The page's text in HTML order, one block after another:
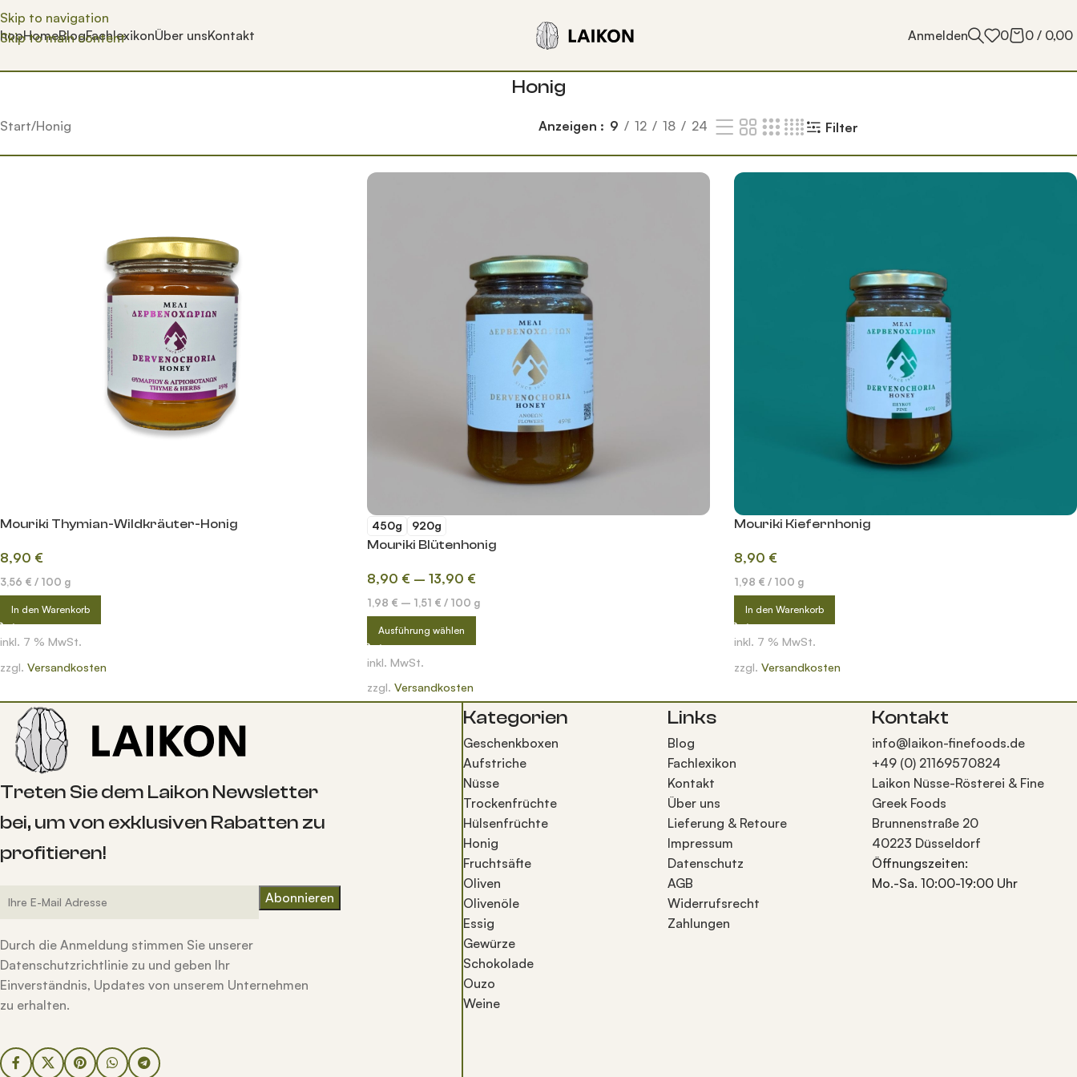
Skip to navigation
Skip to main content
HomeBlogFachlexikonÜber unsKontakt Anmelden 0 0 / 0,00
Honig
Start Honig Anzeigen 9 12 18 24 Filter
Mouriki Thymian-Wildkräuter-Honig
8,90 €
3,56 € / 100 g
In den Warenkorb
inkl. 7 % MwSt.
zzgl. Versandkosten
450g 920g
Mouriki Blütenhonig
8,90 € – 13,90 €
1,98 € – 1,51 € / 100 g
Ausführung wählen
inkl. MwSt.
zzgl. Versandkosten
Mouriki Kiefernhonig
8,90 €
1,98 € / 100 g
In den Warenkorb
inkl. 7 % MwSt.
zzgl. Versandkosten
Treten Sie dem Laikon Newsletter
bei, um von exklusiven Rabatten zu
profitieren!
Durch die Anmeldung stimmen Sie unserer
Datenschutzrichtlinie zu und geben Ihr
Einverständnis, Updates von unserem Unternehmen
zu erhalten.
Kategorien
Geschenkboxen
Aufstriche
Nüsse
Trockenfrüchte
Hülsenfrüchte
Honig
Fruchtsäfte
Oliven
Olivenöle
Essig
Gewürze
Schokolade
Ouzo
Weine
Links
Blog
Fachlexikon
Kontakt
Über uns
Lieferung & Retoure
Impressum
Datenschutz
AGB
Widerrufsrecht
Zahlungen
Kontakt
info@laikon-finefoods.de
+49 (0) 21169570824
Laikon Nüsse-Rösterei & Fine
Greek Foods
Brunnenstraße 20
40223 Düsseldorf
Öffnungszeiten:
Mo.-Sa. 10:00-19:00 Uhr